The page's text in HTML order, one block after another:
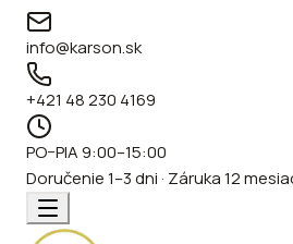
info@karson.sk
+421 48 230 4169
PO–PIA 9:00–15:00
Doručenie 1–3 dni · Záruka 12